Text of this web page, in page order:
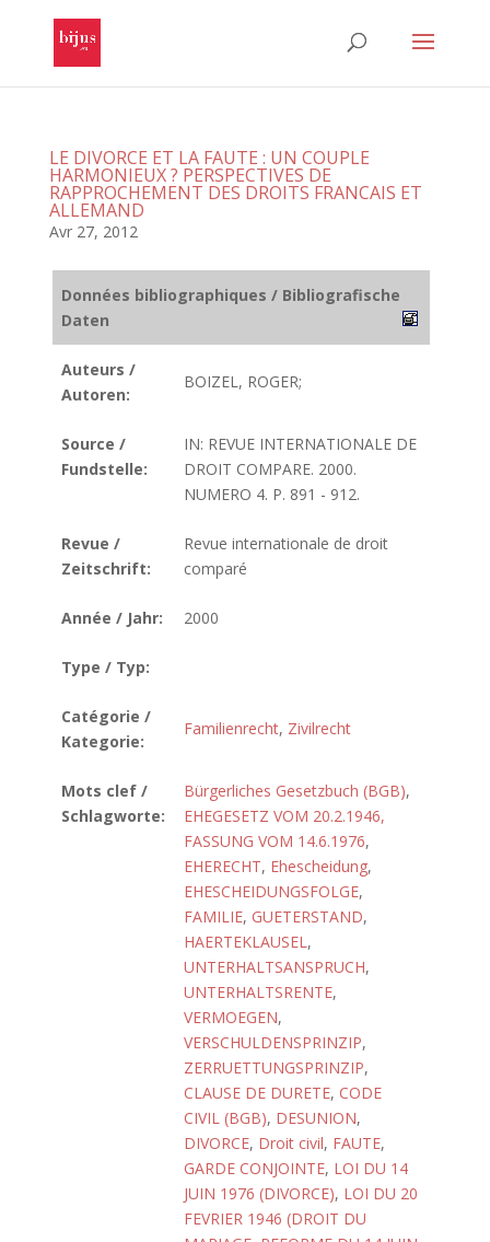
LE DIVORCE ET LA FAUTE : UN COUPLE
HARMONIEUX ? PERSPECTIVES DE
RAPPROCHEMENT DES DROITS FRANCAIS ET
ALLEMAND
Avr 27, 2012
Données bibliographiques / Bibliografische
Daten
Auteurs /
Autoren:
BOIZEL, ROGER;
Source /
Fundstelle:
IN: REVUE INTERNATIONALE DE
DROIT COMPARE. 2000.
NUMERO 4. P. 891 - 912.
Revue /
Zeitschrift:
Revue internationale de droit
comparé
Année / Jahr: 2000
Type / Typ:
Catégorie /
Kategorie:
Familienrecht, Zivilrecht
Mots clef /
Schlagworte:
Bürgerliches Gesetzbuch (BGB),
EHEGESETZ VOM 20.2.1946,
FASSUNG VOM 14.6.1976,
EHERECHT, Ehescheidung,
EHESCHEIDUNGSFOLGE,
FAMILIE, GUETERSTAND,
HAERTEKLAUSEL,
UNTERHALTSANSPRUCH,
UNTERHALTSRENTE,
VERMOEGEN,
VERSCHULDENSPRINZIP,
ZERRUETTUNGSPRINZIP,
CLAUSE DE DURETE, CODE
CIVIL (BGB), DESUNION,
DIVORCE, Droit civil, FAUTE,
GARDE CONJOINTE, LOI DU 14
JUIN 1976 (DIVORCE), LOI DU 20
FEVRIER 1946 (DROIT DU